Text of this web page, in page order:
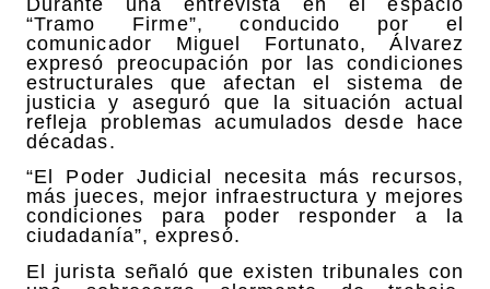
“Tramo Firme”, conducido por el
comunicador Miguel Fortunato, Álvarez
expresó preocupación por las condiciones
estructurales que afectan el sistema de
justicia y aseguró que la situación actual
refleja problemas acumulados desde hace
décadas.
“El Poder Judicial necesita más recursos,
más jueces, mejor infraestructura y mejores
condiciones para poder responder a la
ciudadanía”, expresó.
El jurista señaló que existen tribunales con